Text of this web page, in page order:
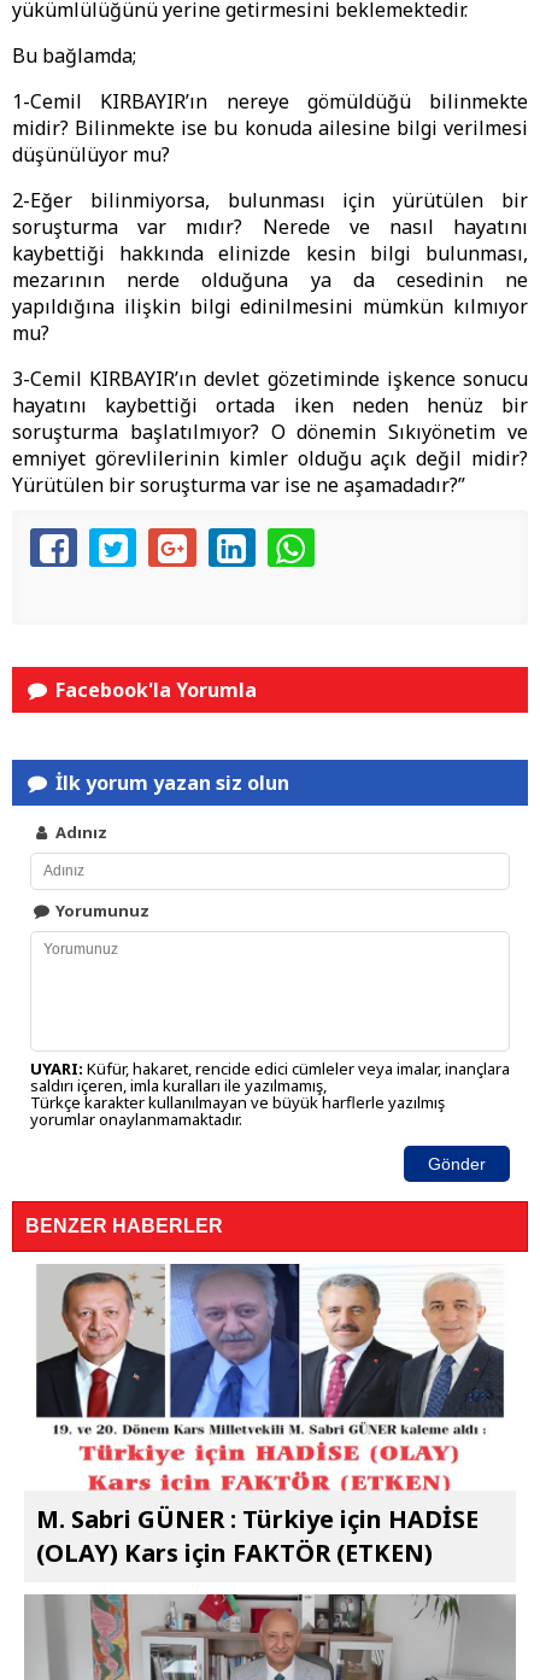
yükümlülüğünü yerine getirmesini beklemektedir.
Bu bağlamda;
1-Cemil KIRBAYIR’ın nereye gömüldüğü bilinmekte
midir? Bilinmekte ise bu konuda ailesine bilgi verilmesi
düşünülüyor mu?
2-Eğer bilinmiyorsa, bulunması için yürütülen bir
soruşturma var mıdır? Nerede ve nasıl hayatını
kaybettiği hakkında elinizde kesin bilgi bulunması,
mezarının nerde olduğuna ya da cesedinin ne
yapıldığına ilişkin bilgi edinilmesini mümkün kılmıyor
mu?
3-Cemil KIRBAYIR’ın devlet gözetiminde işkence sonucu
hayatını kaybettiği ortada iken neden henüz bir
soruşturma başlatılmıyor? O dönemin Sıkıyönetim ve
emniyet görevlilerinin kimler olduğu açık değil midir?
Yürütülen bir soruşturma var ise ne aşamadadır?”
Facebook'la Yorumla
İlk yorum yazan siz olun
Adınız
Yorumunuz
UYARI: Küfür, hakaret, rencide edici cümleler veya imalar, inançlara
saldırı içeren, imla kuralları ile yazılmamış,
Türkçe karakter kullanılmayan ve büyük harflerle yazılmış
yorumlar onaylanmamaktadır.
Gönder
BENZER HABERLER
M. Sabri GÜNER : Türkiye için HADİSE
(OLAY) Kars için FAKTÖR (ETKEN)